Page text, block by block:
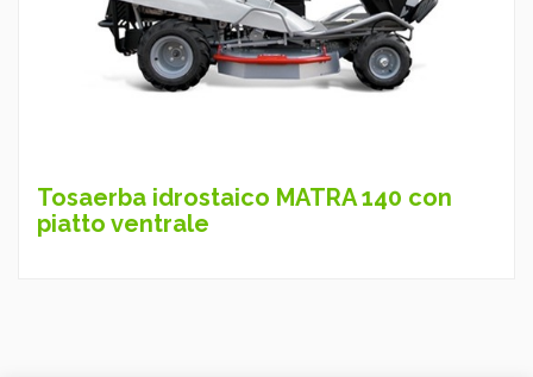
Tosaerba idrostaico MATRA 140 con
piatto ventrale